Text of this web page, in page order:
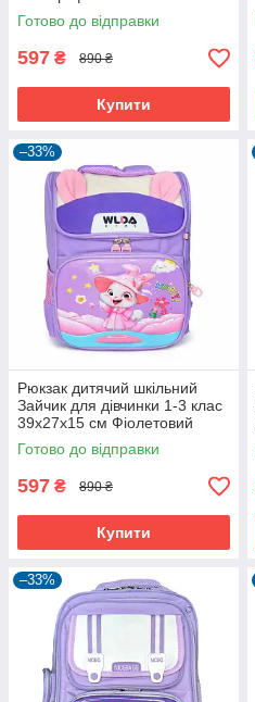
Бірюзовий (60965)
Готово до відправки
597 ₴ 890 ₴
Купити
–33%
Рюкзак дитячий шкільний
Зайчик для дівчинки 1-3 клас
39х27х15 см Фіолетовий
(60987)
Готово до відправки
597 ₴ 890 ₴
Купити
–33%